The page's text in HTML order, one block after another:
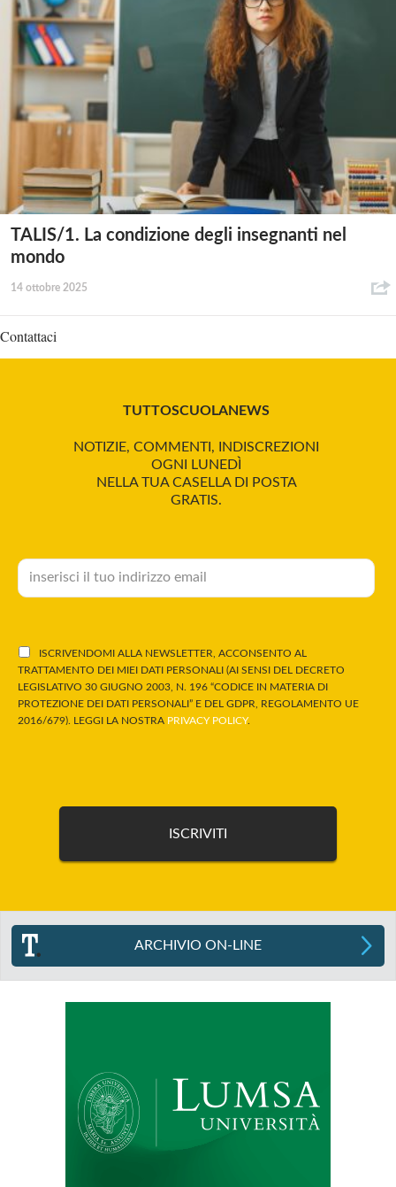
TALIS/1. La condizione degli insegnanti nel
mondo
14 ottobre 2025
Contattaci
TUTTOSCUOLANEWS
NOTIZIE, COMMENTI, INDISCREZIONI
OGNI LUNEDÌ
NELLA TUA CASELLA DI POSTA
GRATIS.
ISCRIVENDOMI ALLA NEWSLETTER, ACCONSENTO AL
TRATTAMENTO DEI MIEI DATI PERSONALI (AI SENSI DEL DECRETO
LEGISLATIVO 30 GIUGNO 2003, N. 196 “CODICE IN MATERIA DI
PROTEZIONE DEI DATI PERSONALI” E DEL GDPR, REGOLAMENTO UE
2016/679). LEGGI LA NOSTRA PRIVACY POLICY.
ARCHIVIO ON-LINE